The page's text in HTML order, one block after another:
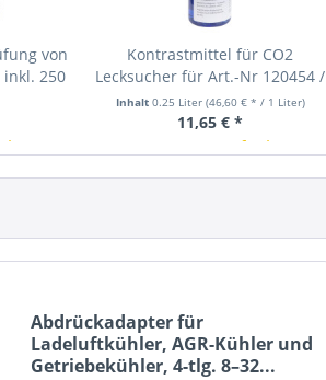
von
250
Kontrastmittel für CO2
Lecksucher für Art.-Nr 120454 /
20025 / 123131, 250 ml
Inhalt 0.25 Liter (46,60 € * / 1 Liter)
11,65 € *
In Kürze verfügbar
Abdrückadapter für
Ladeluftkühler, AGR-Kühler und
Getriebekühler, 4-tlg. 8–32...